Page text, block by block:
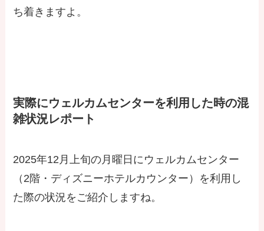
ち着きますよ。
実際にウェルカムセンターを利用した時の混
雑状況レポート
2025年12月上旬の月曜日にウェルカムセンター
（2階・ディズニーホテルカウンター）を利用し
た際の状況をご紹介しますね。